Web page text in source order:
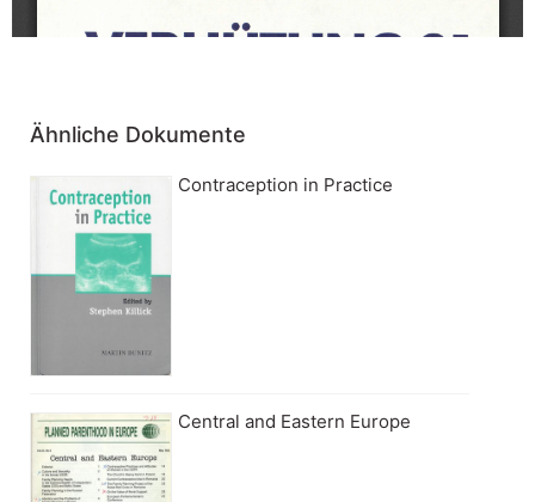
Ähnliche Dokumente
Contraception in Practice
Central and Eastern Europe